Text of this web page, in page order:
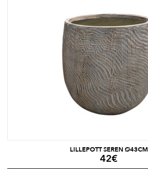
LILLEPOTT SEREN Ø43CM
42€